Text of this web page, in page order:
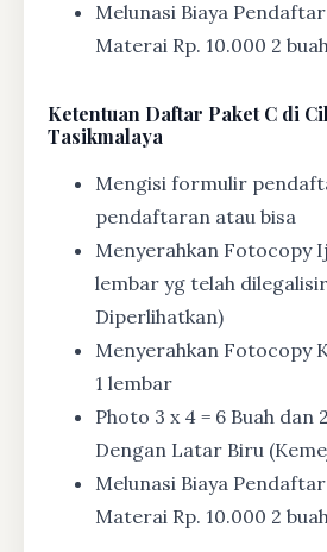
Melunasi Biaya
Materai Rp. 10.000 2
Ketentuan Daftar Paket C di
Tasikmalaya
Mengisi formulir
pendaftaran atau bisa
Menyerahkan Fotocopy
lembar yg telah
Diperlihatkan)
Menyerahkan Fotocopy
1 lembar
Photo 3 x 4 = 6 Buah dan
Dengan Latar Biru
Melunasi Biaya
Materai Rp. 10.000 2